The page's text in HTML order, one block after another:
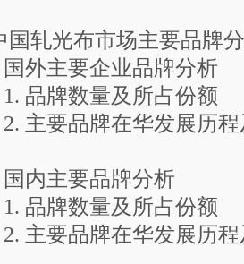
轧光布市场主要品牌
要企业品牌分析
量及所占份额
在华发展历程及
要品牌分析
量及所占份额
在华发展历程及